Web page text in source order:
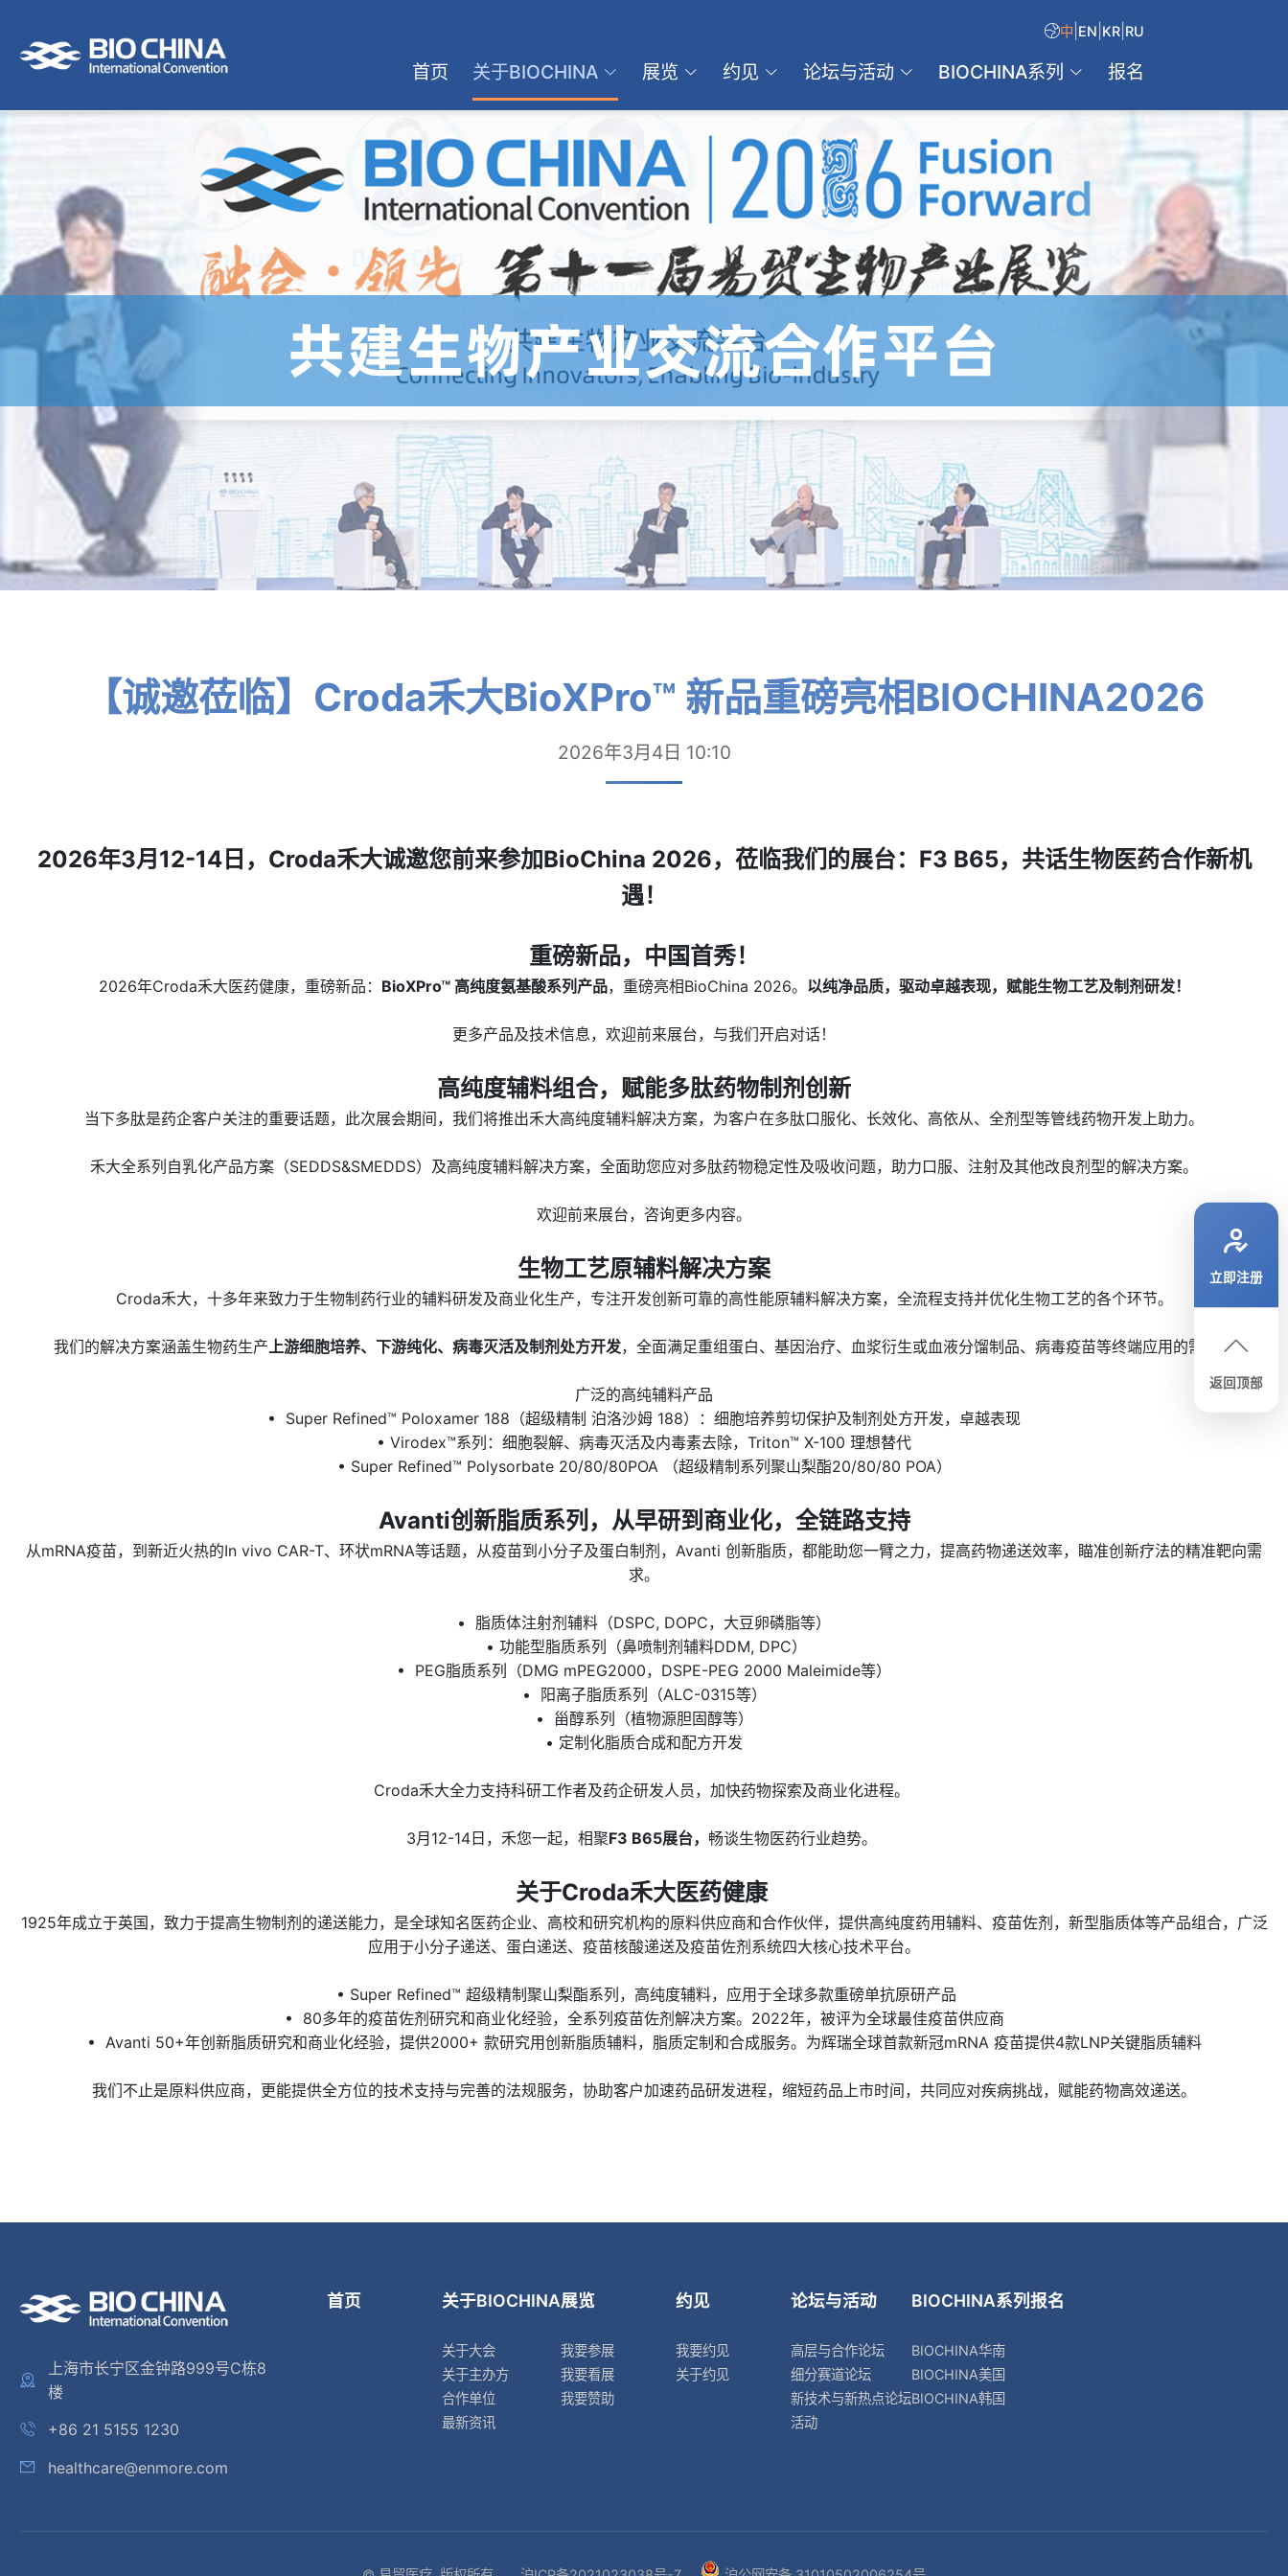
中 EN KR RU
首页 关于BIOCHINA 展览 约见 论坛与活动 BIOCHINA系列 报名
立即注册
返回顶部
【诚邀莅临】Croda禾大BioXPro™ 新品重磅亮相BIOCHINA2026
2026年3月4日 10:10
2026年3月12-14日，Croda禾大诚邀您前来参加BioChina 2026，莅临我们的展台： F3 B65，共话生物医药合作新机
遇！
重磅新品，中国首秀！
2026年Croda禾大医药健康，重磅新品： BioXPro™ 高纯度氨基酸系列产品，重磅亮相BioChina 2026。 以纯净品质，驱动卓越表现，赋能生物工艺及制剂研发！
更多产品及技术信息，欢迎前来展台，与我们开启对话！
高纯度辅料组合，赋能多肽药物制剂创新
当下多肽是药企客户关注的重要话题，此次展会期间，我们将推出禾大高纯度辅料解决方案，为客户在多肽口服化、长效化、高依从、全剂型等管线药物开发上助力。
禾大全系列自乳化产品方案（SEDDS&SMEDDS）及高纯度辅料解决方案，全面助您应对多肽药物稳定性及吸收问题，助力口服、注射及其他改良剂型的解决方案。
欢迎前来展台，咨询更多内容。
生物工艺原辅料解决方案
Croda禾大，十多年来致力于生物制药行业的辅料研发及商业化生产，专注开发创新可靠的高性能原辅料解决方案，全流程支持并优化生物工艺的各个环节。
我们的解决方案涵盖生物药生产上游细胞培养、下游纯化、病毒灭活及制剂处方开发，全面满足重组蛋白、基因治疗、血浆衍生或血液分馏制品、病毒疫苗等终端应用的需求。
广泛的高纯辅料产品
• Super Refined™ Poloxamer 188（超级精制 泊洛沙姆 188）：细胞培养剪切保护及制剂处方开发，卓越表现
• Virodex™系列：细胞裂解、病毒灭活及内毒素去除，Triton™ X-100 理想替代
• Super Refined™ Polysorbate 20/80/80POA （超级精制系列聚山梨酯20/80/80 POA）
Avanti创新脂质系列，从早研到商业化，全链路支持
从mRNA疫苗，到新近火热的In vivo CAR-T、环状mRNA等话题，从疫苗到小分子及蛋白制剂，Avanti 创新脂质，都能助您一臂之力，提高药物递送效率，瞄准创新疗法的精准靶向需
求。
• 脂质体注射剂辅料（DSPC, DOPC，大豆卵磷脂等）
• 功能型脂质系列（鼻喷制剂辅料DDM, DPC）
• PEG脂质系列（DMG mPEG2000，DSPE-PEG 2000 Maleimide等）
• 阳离子脂质系列（ALC-0315等）
• 甾醇系列（植物源胆固醇等）
• 定制化脂质合成和配方开发
Croda禾大全力支持科研工作者及药企研发人员，加快药物探索及商业化进程。
3月12-14日，禾您一起，相聚F3 B65展台， 畅谈生物医药行业趋势。
关于Croda禾大医药健康
1925年成立于英国，致力于提高生物制剂的递送能力，是全球知名医药企业、高校和研究机构的原料供应商和合作伙伴，提供高纯度药用辅料、疫苗佐剂，新型脂质体等产品组合，广泛
应用于小分子递送、蛋白递送、疫苗核酸递送及疫苗佐剂系统四大核心技术平台。
• Super Refined™ 超级精制聚山梨酯系列，高纯度辅料，应用于全球多款重磅单抗原研产品
• 80多年的疫苗佐剂研究和商业化经验，全系列疫苗佐剂解决方案。2022年，被评为全球最佳疫苗供应商
• Avanti 50+年创新脂质研究和商业化经验，提供2000+ 款研究用创新脂质辅料，脂质定制和合成服务。为辉瑞全球首款新冠mRNA 疫苗提供4款LNP关键脂质辅料
我们不止是原料供应商，更能提供全方位的技术支持与完善的法规服务，协助客户加速药品研发进程，缩短药品上市时间，共同应对疾病挑战，赋能药物高效递送。
上海市长宁区金钟路999号C栋8
楼
+86 21 5155 1230
healthcare@enmore.com
首页 关于BIOCHINA
关于大会
关于主办方
合作单位
最新资讯
展览
我要参展
我要看展
我要赞助
约见
我要约见
关于约见
论坛与活动
高层与合作论坛
细分赛道论坛
新技术与新热点论坛
活动
BIOCHINA系列
BIOCHINA华南
BIOCHINA美国
BIOCHINA韩国
报名